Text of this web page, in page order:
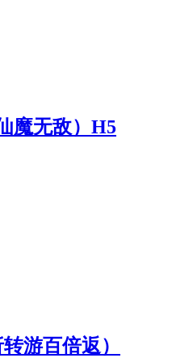
魔无敌）H5
游百倍返）